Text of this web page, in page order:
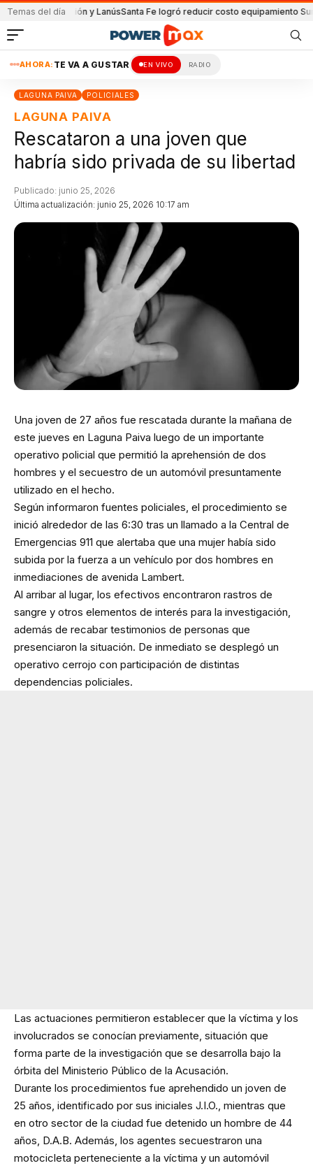
Temas del día
de Unión y LanúsSanta Fe logró reducir costo equipamiento
AHORA: TE VA A GUSTAR EN VIVO RADIO
LAGUNA PAIVA POLICIALES
LAGUNA PAIVA
Rescataron a una joven que
habría sido privada de su libertad
Última actualización: junio 25, 2026 10:17 am
Publicado: junio 25, 2026
Una joven de 27 años fue rescatada durante la mañana de
este jueves en Laguna Paiva luego de un importante
operativo policial que permitió la aprehensión de dos
hombres y el secuestro de un automóvil presuntamente
utilizado en el hecho.
Según informaron fuentes policiales, el procedimiento se
inició alrededor de las 6:30 tras un llamado a la Central de
Emergencias 911 que alertaba que una mujer había sido
subida por la fuerza a un vehículo por dos hombres en
inmediaciones de avenida Lambert.
Al arribar al lugar, los efectivos encontraron rastros de
sangre y otros elementos de interés para la investigación,
además de recabar testimonios de personas que
presenciaron la situación. De inmediato se desplegó un
operativo cerrojo con participación de distintas
dependencias policiales.
Las actuaciones permitieron establecer que la víctima y los
involucrados se conocían previamente, situación que
forma parte de la investigación que se desarrolla bajo la
órbita del Ministerio Público de la Acusación.
Durante los procedimientos fue aprehendido un joven de
25 años, identificado por sus iniciales J.I.O., mientras que
en otro sector de la ciudad fue detenido un hombre de 44
años, D.A.B. Además, los agentes secuestraron una
motocicleta perteneciente a la víctima y un automóvil